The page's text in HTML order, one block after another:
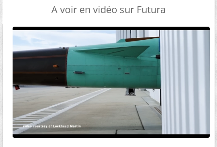
A voir en vidéo sur Futura